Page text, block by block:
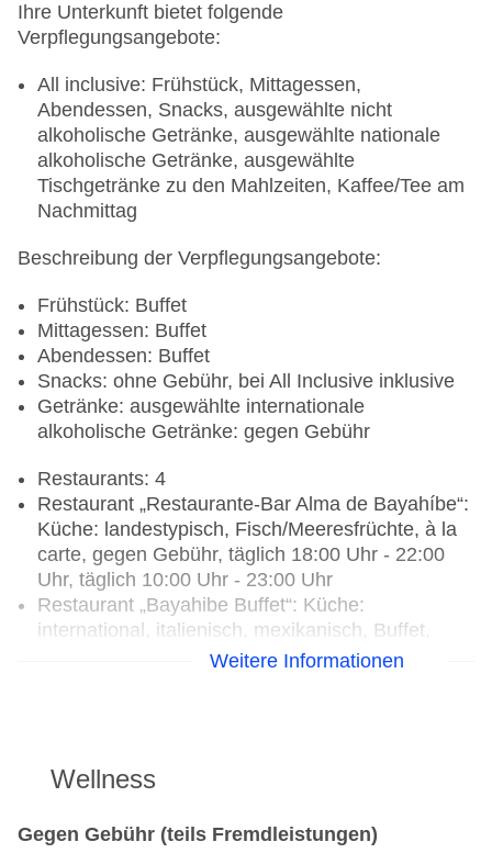
Ihre Unterkunft bietet folgende
Verpflegungsangebote:
All inclusive: Frühstück, Mittagessen,
Abendessen, Snacks, ausgewählte nicht
alkoholische Getränke, ausgewählte nationale
alkoholische Getränke, ausgewählte
Tischgetränke zu den Mahlzeiten, Kaffee/Tee am
Nachmittag
Beschreibung der Verpflegungsangebote:
Frühstück: Buffet
Mittagessen: Buffet
Abendessen: Buffet
Snacks: ohne Gebühr, bei All Inclusive inklusive
Getränke: ausgewählte internationale
alkoholische Getränke: gegen Gebühr
Restaurants: 4
Restaurant „Restaurante-Bar Alma de Bayahíbe“:
Küche: landestypisch, Fisch/Meeresfrüchte, à la
carte, gegen Gebühr, täglich 18:00 Uhr - 22:00
Uhr, täglich 10:00 Uhr - 23:00 Uhr
Restaurant „Bayahibe Buffet“: Küche:
international, italienisch, mexikanisch, Buffet,
täglich 12:30 Uhr - 14:30 Uhr und 18:30 Uhr -
Restaurant „Ánima Restaurant“: Küche:
Beachclub „SNACK BAR“: täglich 11:00 Uhr -
Weitere Informationen
Wellness
Gegen Gebühr (teils Fremdleistungen)